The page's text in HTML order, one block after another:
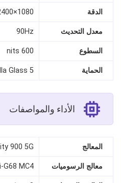
الدقة 1080×2400
معدل التحديث 90Hz
السطوع 600 nits
الحماية Glass 5
الأداء والمواصفات
المعالج 900 5G
معالج الرسوميات G68 MC4